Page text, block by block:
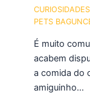
PETS
É muito
acabem
a comida do
amiguinho…